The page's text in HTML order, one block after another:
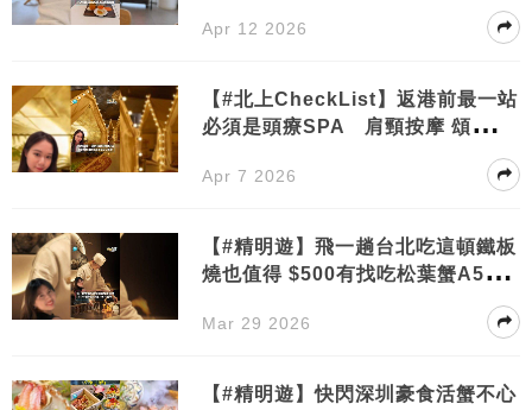
Apr 12 2026
【#北上CheckList】返港前最一站
必須是頭療SPA 肩頸按摩 頌缽放
Apr 7 2026
【#精明遊】飛一趟台北吃這頓鐵板
燒也值得 $500有找吃松葉蟹A5和
Mar 29 2026
【#精明遊】快閃深圳豪食活蟹不心